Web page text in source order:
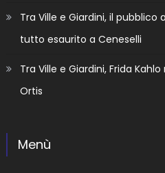
Tra Ville e Giardini, il pubblico
tutto esaurito a Ceneselli
Tra Ville e Giardini, Frida
Ortis
Menù